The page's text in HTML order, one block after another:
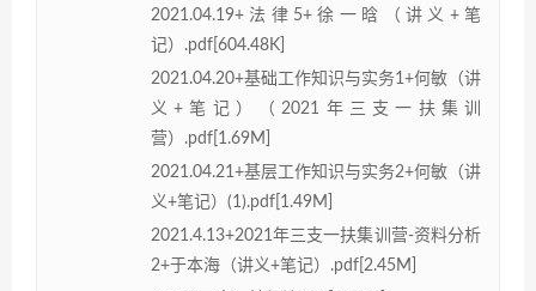
2021.04.19+法律5+徐一晗（讲义+笔
记）.pdf[604.48K]
2021.04.20+基础工作知识与实务1+何敏（讲
义+笔记）（2021年三支一扶集训
营）.pdf[1.69M]
2021.04.21+基层工作知识与实务2+何敏（讲
义+笔记）(1).pdf[1.49M]
2021.4.13+2021年三支一扶集训营-资料分析
2+于本海（讲义+笔记）.pdf[2.45M]